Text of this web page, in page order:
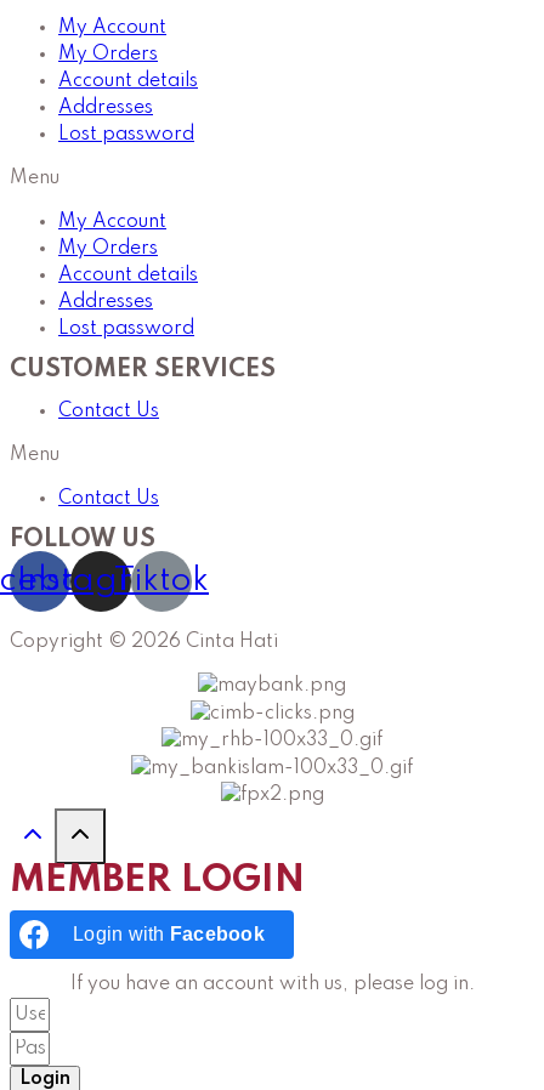
My Account
My Orders
Account details
Addresses
Lost password
Menu
My Account
My Orders
Account details
Addresses
Lost password
CUSTOMER SERVICES
Contact Us
Menu
Contact Us
FOLLOW US
Instagram
Tiktok
Copyright © 2026 Cinta Hati
MEMBER LOGIN
Login with Facebook
If you have an account with us, please log in.
Login